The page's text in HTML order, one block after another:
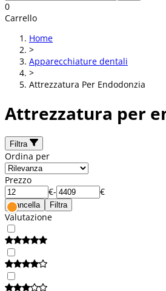
0
Carrello
Home
>
Apparecchiature dentali
>
Attrezzatura Per Endodonzia
Attrezzatura per
Filtra
Ordina per
Prezzo
€- €
Cancella Filtra
Valutazione